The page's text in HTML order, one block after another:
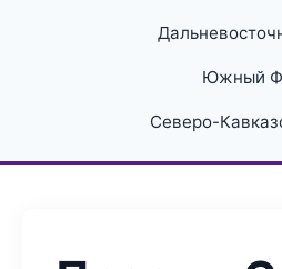
Южный
Северо-